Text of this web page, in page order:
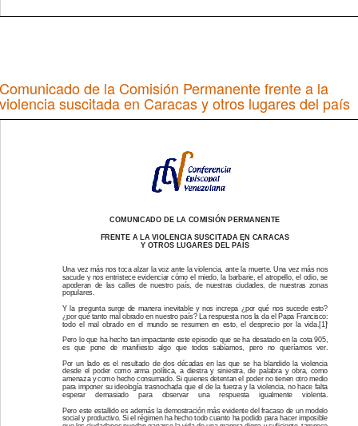
Comunicado de la Comisión Permanente frente a la
violencia suscitada en Caracas y otros lugares del país